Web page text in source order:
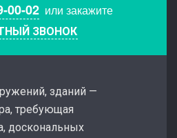
00-02 или закажите
ЗВОНОК
зданий —
требующая
доскональных